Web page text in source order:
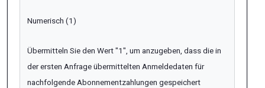
Numerisch (1)
Übermitteln Sie den Wert "1", um anzugeben, dass die in
der ersten Anfrage übermittelten Anmeldedaten für
nachfolgende Abonnementzahlungen gespeichert